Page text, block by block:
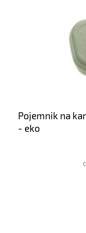
Pojemnik na
- eko